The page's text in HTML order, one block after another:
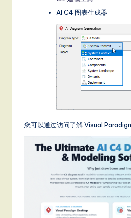
AI C4 图表生成器
您可以通过访问了解 Visual